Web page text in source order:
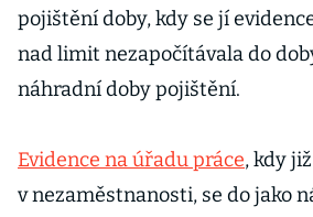
pojištění doby, kdy se jí
nad limit nezapočítávala do
náhradní doby pojištění.
Evidence na úřadu práce, kdy
v nezaměstnanosti, se do jako